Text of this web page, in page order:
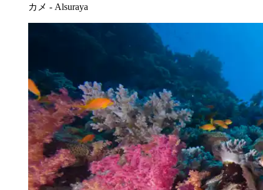
カメ - Alsuraya